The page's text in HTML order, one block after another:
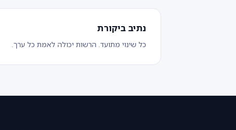
נתיב ביקורת
כל שינוי מתועד. הרשות יכולה לאמת כל ערך.